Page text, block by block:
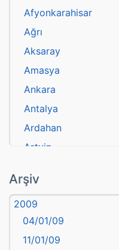
Afyonkarahisar
Ağrı
Aksaray
Amasya
Ankara
Antalya
Ardahan
Artvin
Aydın
Balıkesir
Bartın
başkentler
Arşiv
2009
04/01/09
11/01/09